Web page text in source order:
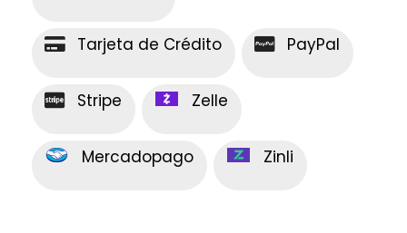
Tarjeta de Crédito PayPal
Stripe Zelle
Mercadopago Zinli